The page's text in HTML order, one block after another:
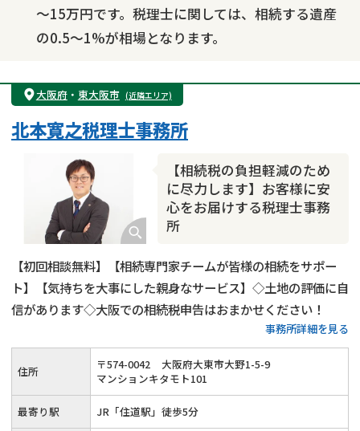
～15万円です。税理士に関しては、相続する遺産
の0.5～1%が相場となります。
大阪府・ 東大阪市 (近隣エリア)
【相続税の負担軽減のため
に尽力します】お客様に安
心をお届けする税理士事務
所
北本寛之税理士事務所
【初回相談無料】【相続専門家チームが皆様の相続をサポー
ト】【気持ちを大事にした親身なサービス】◇土地の評価に自
信があります◇大阪での相続税申告はおまかせください！
事務所詳細を見る
住所 〒574-0042
大阪府大東市大野1-5-9
マンションキタモト101
最寄り駅 JR「住道駅」徒歩5分